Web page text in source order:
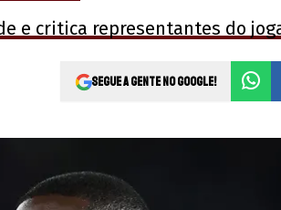
e critica representantes do
Segue a gente no Google!